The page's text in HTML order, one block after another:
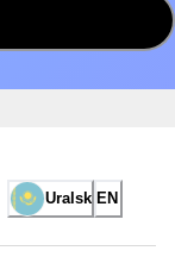
Uralsk EN